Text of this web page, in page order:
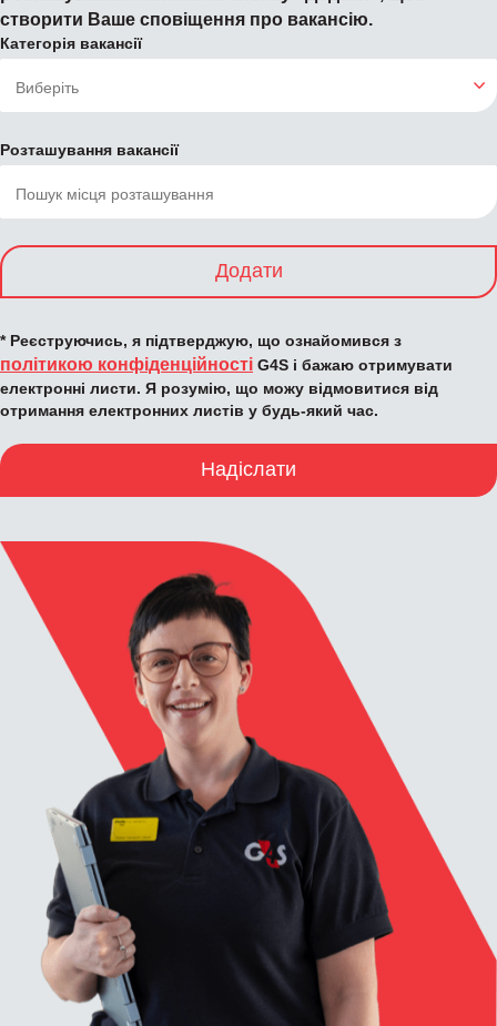
створити Ваше сповіщення про вакансію.
Категорія вакансії
Розташування вакансії
Додати
* Реєструючись, я підтверджую, що ознайомився з
політикою конфіденційності G4S і бажаю отримувати
електронні листи. Я розумію, що можу відмовитися від
отримання електронних листів у будь-який час.
Надіслати